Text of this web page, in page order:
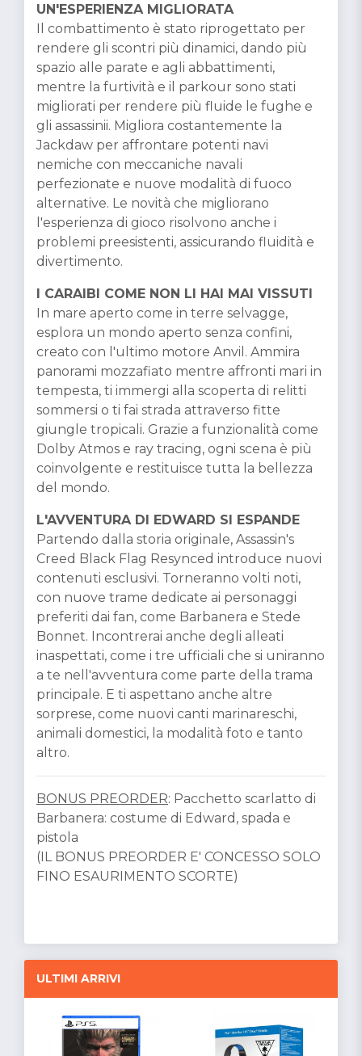
UN'ESPERIENZA MIGLIORATA
Il combattimento è stato riprogettato per
rendere gli scontri più dinamici, dando più
spazio alle parate e agli abbattimenti,
mentre la furtività e il parkour sono stati
migliorati per rendere più fluide le fughe e
gli assassinii. Migliora costantemente la
Jackdaw per affrontare potenti navi
nemiche con meccaniche navali
perfezionate e nuove modalità di fuoco
alternative. Le novità che migliorano
l'esperienza di gioco risolvono anche i
problemi preesistenti, assicurando fluidità e
divertimento.
I CARAIBI COME NON LI HAI MAI VISSUTI
In mare aperto come in terre selvagge,
esplora un mondo aperto senza confini,
creato con l'ultimo motore Anvil. Ammira
panorami mozzafiato mentre affronti mari in
tempesta, ti immergi alla scoperta di relitti
sommersi o ti fai strada attraverso fitte
giungle tropicali. Grazie a funzionalità come
Dolby Atmos e ray tracing, ogni scena è più
coinvolgente e restituisce tutta la bellezza
del mondo.
L'AVVENTURA DI EDWARD SI ESPANDE
Partendo dalla storia originale, Assassin's
Creed Black Flag Resynced introduce nuovi
contenuti esclusivi. Torneranno volti noti,
con nuove trame dedicate ai personaggi
preferiti dai fan, come Barbanera e Stede
Bonnet. Incontrerai anche degli alleati
inaspettati, come i tre ufficiali che si uniranno
a te nell'avventura come parte della trama
principale. E ti aspettano anche altre
sorprese, come nuovi canti marinareschi,
animali domestici, la modalità foto e tanto
altro.
BONUS PREORDER: Pacchetto scarlatto di
Barbanera: costume di Edward, spada e
pistola
(IL BONUS PREORDER E' CONCESSO SOLO
FINO ESAURIMENTO SCORTE)
ULTIMI ARRIVI